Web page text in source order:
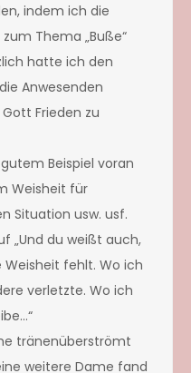
indem ich die
Thema „Buße“
hatte ich den
Anwesenden
Frieden zu
Beispiel voran
Weisheit für
Situation usw. usf.
„Und du weißt auch,
fehlt. Wo ich
verletzte. Wo ich
tränenüberströmt
weitere Dame fand